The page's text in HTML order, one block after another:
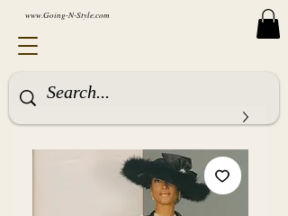
www.Going-N-Style.com